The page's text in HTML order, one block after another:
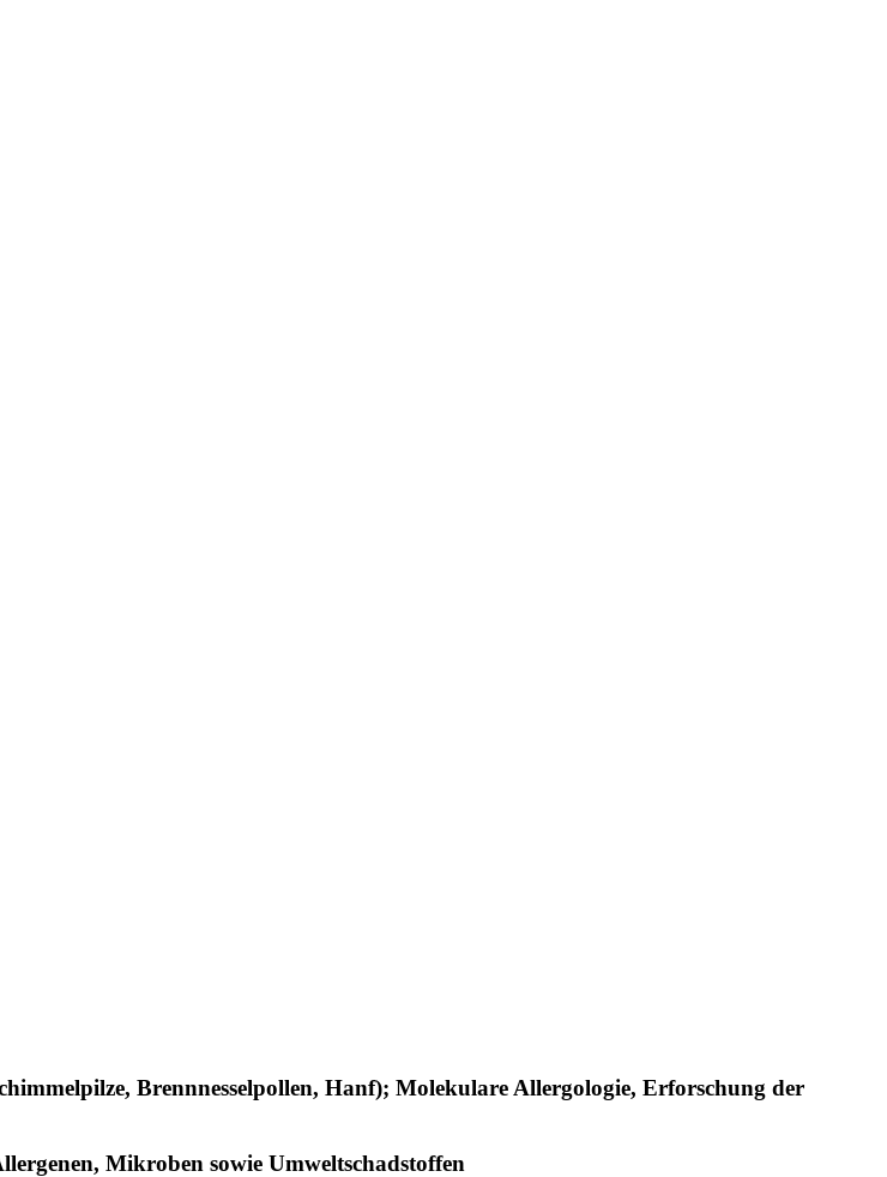
Brennnesselpollen, Hanf); Molekulare Allergologie, Erforschung der
Mikroben sowie Umweltschadstoffen